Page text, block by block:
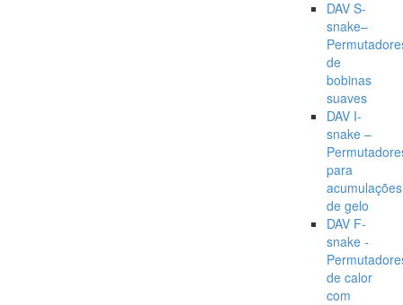
DAV S-
snake–
de
bobinas
suaves
DAV I-
snake –
para
acumulações
de gelo
DAV F-
snake -
de calor
com